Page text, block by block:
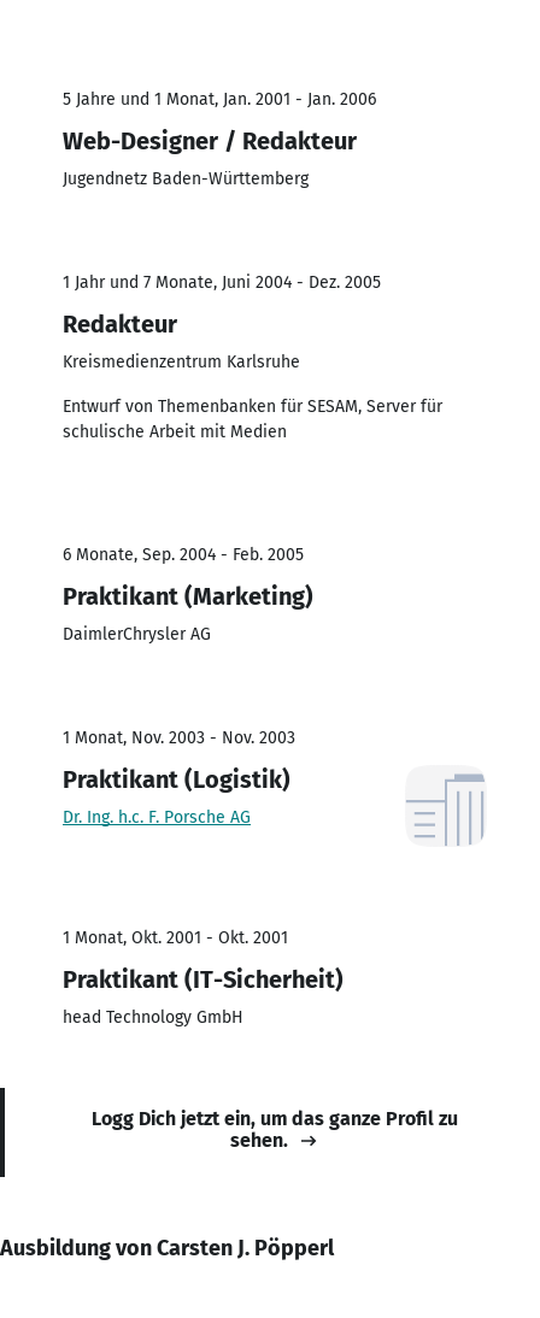
5 Jahre und 1 Monat, Jan. 2001 - Jan. 2006
Web-Designer / Redakteur
Jugendnetz Baden-Württemberg
1 Jahr und 7 Monate, Juni 2004 - Dez. 2005
Redakteur
Kreismedienzentrum Karlsruhe
Entwurf von Themenbanken für SESAM, Server für
schulische Arbeit mit Medien
6 Monate, Sep. 2004 - Feb. 2005
Praktikant (Marketing)
DaimlerChrysler AG
1 Monat, Nov. 2003 - Nov. 2003
Praktikant (Logistik)
Dr. Ing. h.c. F. Porsche AG
1 Monat, Okt. 2001 - Okt. 2001
Praktikant (IT-Sicherheit)
head Technology GmbH
Logg Dich jetzt ein, um das ganze Profil zu
sehen.
Ausbildung von Carsten J. Pöpperl